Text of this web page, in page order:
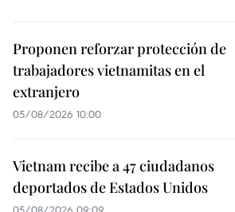
Proponen reforzar protección de
trabajadores vietnamitas en el
extranjero
05/08/2026 10:00
Vietnam recibe a 47 ciudadanos
deportados de Estados Unidos